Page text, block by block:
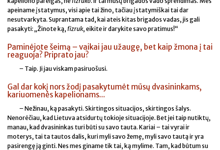
apeiname įstatymus, visi apie tai žino, tačiau įstatymiškai tai dar
nesutvarkyta. Suprantama tad, kai ateis kitas brigados vadas, jis gali
pasakyti: „Žinote ką, fizruk, eikite ir darykite savo pratimus!“
Paminėjote šeimą – vaikai jau užaugę, bet kaip žmona į tai
reaguoja? Priprato jau?
– Taip. Ji jau viskam pasiruošusi.
Gal dar kokį nors žodį pasakytumėt mūsų dvasininkams,
kariuomenės kapelionams...
– Nežinau, ką pasakyti. Skirtingos situacijos, skirtingos šalys.
Nenorėčiau, kad Lietuva atsidurtų tokioje situacijoje. Bet jei taip nutiktų,
manau, kad dvasininkas turi būti su savo tauta. Kariai – tai vyrai ir
moterys, tai ta tautos dalis, kuri myli savo žemę, myli savo tautą ir yra
pasirengę ją ginti. Nes mes giname tik tai, ką mylime. Tam, kad būtum su